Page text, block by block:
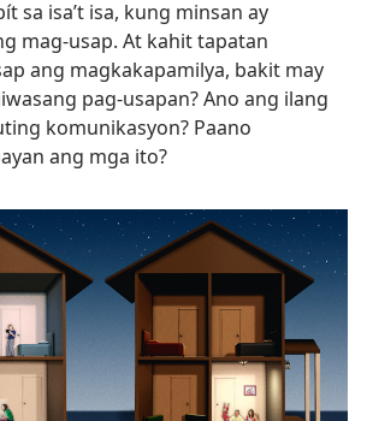
sa isa’t isa, kung minsan ay
mag-usap. At kahit tapatan
ang magkakapamilya, bakit may
pag-usapan? Ano ang ilang
komunikasyon? Paano
ang mga ito?